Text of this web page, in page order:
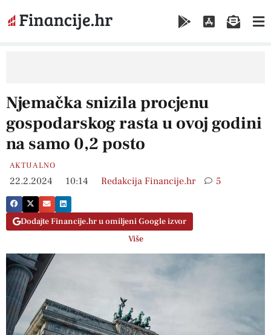
Njemačka snizila procjenu
gospodarskog rasta u ovoj godini
na samo 0,2 posto
AKTUALNO
22.2.2024 10:14 Redakcija Financije.hr 5
Dodajte Financije.hr u omiljeni Google izvor
Više